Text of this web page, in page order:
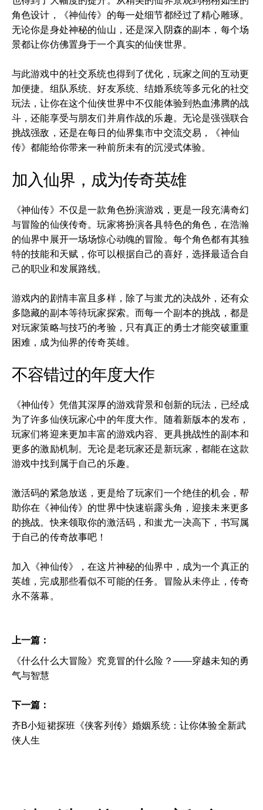
角色设计，《神仙传》的每一处细节都经过了精心雕琢。
无论你是身处神秘的仙山，还是深入阴森的副本，每个场
景都让你仿佛置身于一个真实的仙侠世界。
与此游戏中的社交系统也得到了优化，玩家之间的互动更
加便捷。组队系统、好友系统、结婚系统等多元化的社交
玩法，让你在这个仙侠世界中不仅能体验到热血沸腾的战
斗，还能享受与朋友们并肩作战的乐趣。无论是强强联合
挑战强敌，还是在每日的仙界集市中交流交易，《神仙
传》都能给你带来一种前所未有的沉浸式体验。
加入仙界，成为传奇英雄
《神仙传》不仅是一款角色扮演游戏，更是一段充满奇幻
与冒险的仙侠传奇。玩家将扮演各具特色的角色，在浩瀚
的仙界中展开一场场惊心动魄的冒险。每个角色都有其独
特的技能和天赋，你可以根据自己的喜好，选择最适合自
己的职业和发展路线。
游戏内的剧情丰富且多样，除了与蚩尤的决战外，还有众
多隐藏的副本等待玩家探索。而每一个副本的挑战，都是
对玩家策略与技巧的考验，只有真正的勇士才能突破重重
困难，成为仙界的传奇英雄。
不容错过的年度大作
《神仙传》凭借其深厚的游戏背景和创新的玩法，已经成
为了许多仙侠玩家心中的年度大作。随着新版本的发布，
玩家们将迎来更加丰富的游戏内容、更具挑战性的副本和
更多的激励机制。无论是老玩家还是新玩家，都能在这款
游戏中找到属于自己的乐趣。
激活码的紧急放送，更是给了玩家们一个绝佳的机会，帮
助你在《神仙传》的世界中快速崭露头角，迎接未来更多
的挑战。快来领取你的激活码，和蚩尤一决高下，书写属
于自己的传奇故事吧！
加入《神仙传》，在这片神秘的仙界中，成为一个真正的
英雄，完成那些看似不可能的任务。冒险从未停止，传奇
永不落幕。
上一篇：
《什么什么大冒险》究竟冒的什么险？——穿越未知的勇
气与智慧
下一篇：
齐B小短裙探班《侠客列传》婚姻系统：让你体验全新武
侠人生